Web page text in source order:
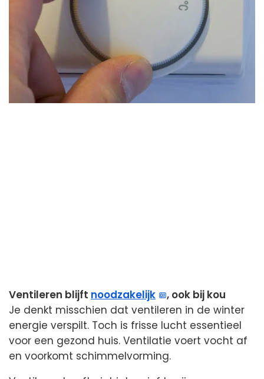
Ventileren blijft noodzakelijk
, ook bij kou
Je denkt misschien dat ventileren in de winter
energie verspilt. Toch is frisse lucht essentieel
voor een gezond huis. Ventilatie voert vocht af
en voorkomt schimmelvorming.